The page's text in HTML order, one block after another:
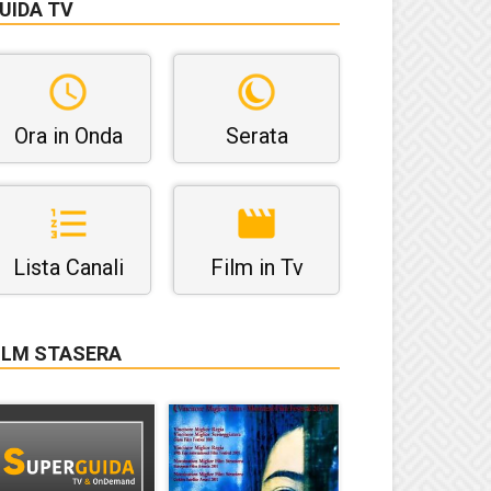
TV
Ora in Onda Serata
Lista Canali Film in Tv
STASERA